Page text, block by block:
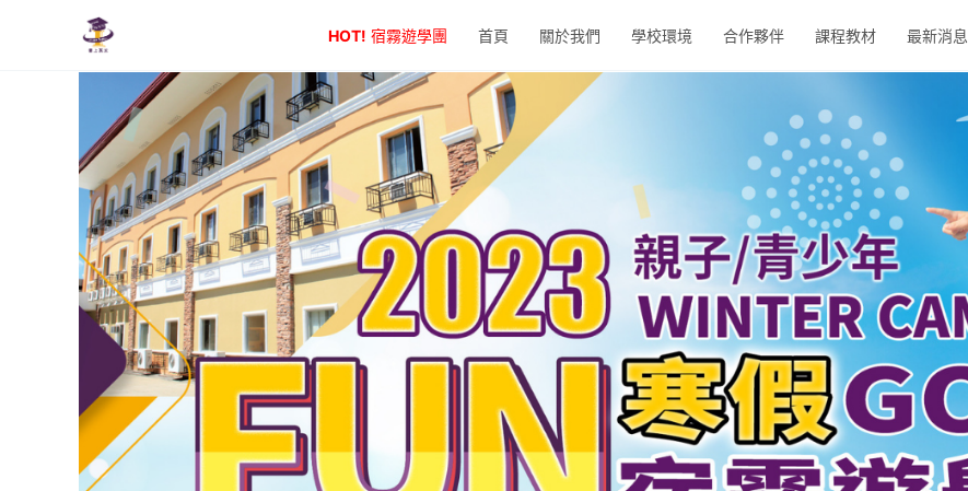
HOT! 宿霧遊學團 首頁 關於我們 學校環境 合作夥伴 課程教材 最新消息